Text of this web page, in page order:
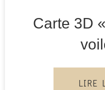
Carte 3D
LIRE